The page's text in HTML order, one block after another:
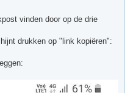
vinden door op de drie
drukken op "link kopiëren":